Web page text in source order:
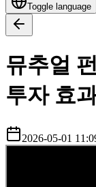
Toggle language
뮤추얼
투자 효
2026-05-01